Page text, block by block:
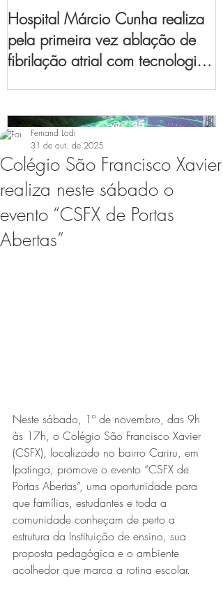
Hospital Márcio Cunha realiza
pela primeira vez ablação de
fibrilação atrial com tecnologia
Exposição “O Silêncio das
Coisas” da artista visual Luiza
Drumond
Colégio São Francisco Xavier
realiza neste sábado o
evento “CSFX de Portas
Abertas”
Fernand Lodi
31 de out. de 2025
Neste sábado, 1º de novembro, das 9h
às 17h, o Colégio São Francisco Xavier
(CSFX), localizado no bairro Cariru, em
Ipatinga, promove o evento “CSFX de
Portas Abertas”, uma oportunidade para
que famílias, estudantes e toda a
comunidade conheçam de perto a
estrutura da Instituição de ensino, sua
proposta pedagógica e o ambiente
acolhedor que marca a rotina escolar.